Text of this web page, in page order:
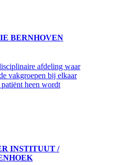
BERNHOVEN
afdeling waar
vakgroepen bij elkaar
heen wordt
INSTITUUT /